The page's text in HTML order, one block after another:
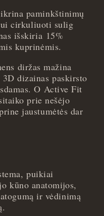
paminkštinimų
cirkuliuoti sulig
išskiria 15%
kuprinėmis.
diržas mažina
dizainas paskirsto
O Active Fit
prie nešėjo
jaustumėtės dar
puikiai
kūno anatomijos,
ir vėdinimą